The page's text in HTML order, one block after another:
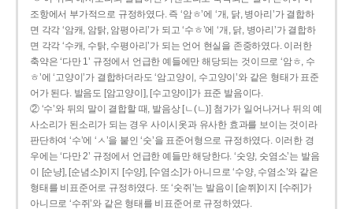
조항에서 부가적으로 규정하였다. 즉 ‘암ㅎ’에 ‘개, 닭, 병아리’가 결합하
면 각각 ‘암캐, 암탉, 암평아리’가 되고 ‘수ㅎ’에 ‘개, 닭, 병아리’가 결합하
면 각각 ‘수캐, 수탉, 수평아리’가 되는 언어 현실을 존중하였다. 이러한
축약은 ‘다만 1’ 규정에서 언급한 예들에만 해당되는 것이므로 ‘암ㅎ, 수
ㅎ’에 ‘고양이’가 결합하더라도 ‘암고양이, 수고양이’와 같은 형태가 표준
어가 된다. 발음도 [암고양이], [수고양이]가 표준 발음이다.
② ‘수’와 뒤의 말이 결합할 때, 발음상 [ㄴ(ㄴ)] 첨가가 일어나거나 뒤의 예
사소리가 된소리가 되는 경우 사이시옷과 유사한 효과를 보이는 것이라
판단하여 ‘수’에 ‘ㅅ’을 붙인 ‘숫’을 표준어형으로 규정하였다. 이러한 경
우에는 ‘다만 2’ 규정에서 언급한 예들만 해당한다. ‘숫양, 숫염소’는 발음
이 [순냥], [순념소]이지 [수양], [수염소]가 아니므로 ‘수양, 수염소’와 같은
형태를 비표준어로 규정하였다. 또 ‘숫쥐’는 발음이 [숟쮜]이지 [수쥐]가
아니므로 ‘수쥐’와 같은 형태를 비표준어로 규정하였다.